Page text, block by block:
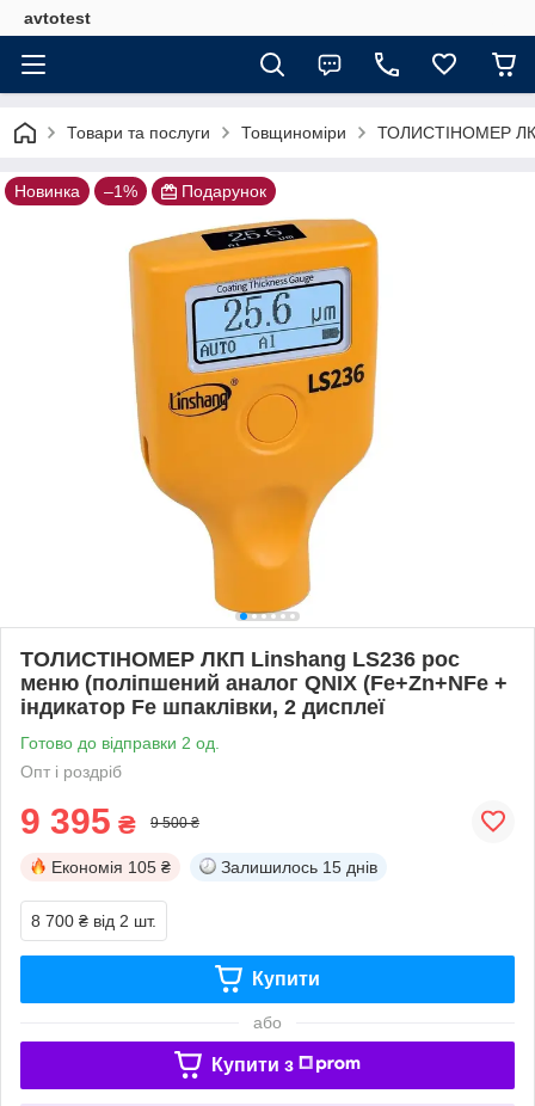
avtotest
Товари та послуги Товщиноміри ТОЛИСТІНОМЕР ЛКП
Новинка –1% Подарунок
ТОЛИСТІНОМЕР ЛКП Linshang LS236 рос
меню (поліпшений аналог QNIX (Fe+Zn+NFe +
індикатор Fe шпаклівки, 2 дисплеї
Готово до відправки 2 од.
Опт і роздріб
9 395 ₴ 9 500 ₴
Економія 105 ₴ Залишилось 15 днів
8 700 ₴ від 2 шт.
Купити
або
Купити з